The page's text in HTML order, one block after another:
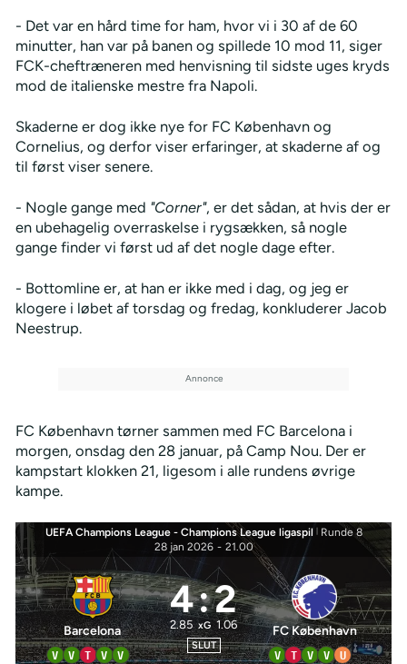
- Det var en hård time for ham, hvor vi i 30 af de 60
minutter, han var på banen og spillede 10 mod 11, siger
FCK-cheftræneren med henvisning til sidste uges kryds
mod de italienske mestre fra Napoli.
Skaderne er dog ikke nye for FC København og
Cornelius, og derfor viser erfaringer, at skaderne af og
til først viser senere.
- Nogle gange med "Corner", er det sådan, at hvis der er
en ubehagelig overraskelse i rygsækken, så nogle
gange finder vi først ud af det nogle dage efter.
- Bottomline er, at han er ikke med i dag, og jeg er
klogere i løbet af torsdag og fredag, konkluderer Jacob
Neestrup.
FC København tørner sammen med FC Barcelona i
morgen, onsdag den 28 januar, på Camp Nou. Der er
kampstart klokken 21, ligesom i alle rundens øvrige
kampe.
UEFA Champions League - Champions League ligaspil | Runde 8
28 jan 2026 - 21.00
Barcelona
V V T V V
4:2
2.85 xG 1.06
SLUT
FC København
V T V V U